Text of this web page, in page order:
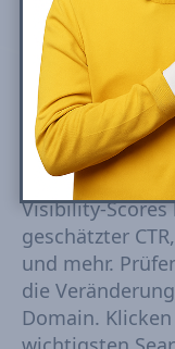
Die Rankings
Mobile Search
(News Box)
beruht auf
Keywords, die
die alle 15–30
Visibility-Scores
geschätzter
und mehr.
die
Domain.